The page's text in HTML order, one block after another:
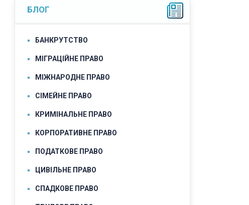
БЛОГ
БАНКРУТСТВО
МІГРАЦІЙНЕ ПРАВО
МІЖНАРОДНЕ ПРАВО
СІМЕЙНЕ ПРАВО
КРИМІНАЛЬНЕ ПРАВО
КОРПОРАТИВНЕ ПРАВО
ПОДАТКОВЕ ПРАВО
ЦИВІЛЬНЕ ПРАВО
СПАДКОВЕ ПРАВО